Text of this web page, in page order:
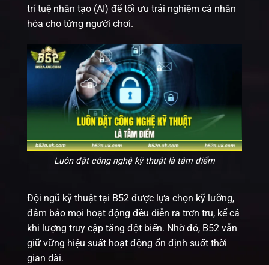
trí tuệ nhân tạo (AI) để tối ưu trải nghiệm cá nhân
hóa cho từng người chơi.
Luôn đặt công nghệ kỹ thuật là tâm điểm
Đội ngũ kỹ thuật tại B52 được lựa chọn kỹ lưỡng,
đảm bảo mọi hoạt động đều diễn ra trơn tru, kể cả
khi lượng truy cập tăng đột biến. Nhờ đó, B52 vẫn
giữ vững hiệu suất hoạt động ổn định suốt thời
gian dài.